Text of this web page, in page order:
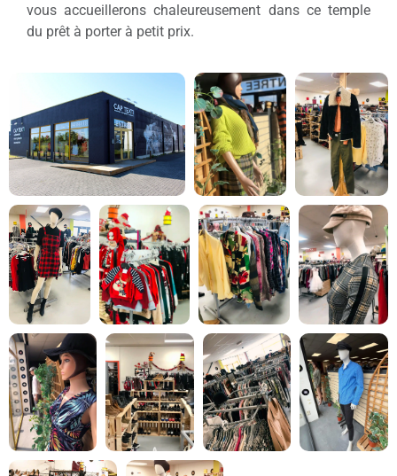
vous accueillerons chaleureusement dans ce temple
du prêt à porter à petit prix.